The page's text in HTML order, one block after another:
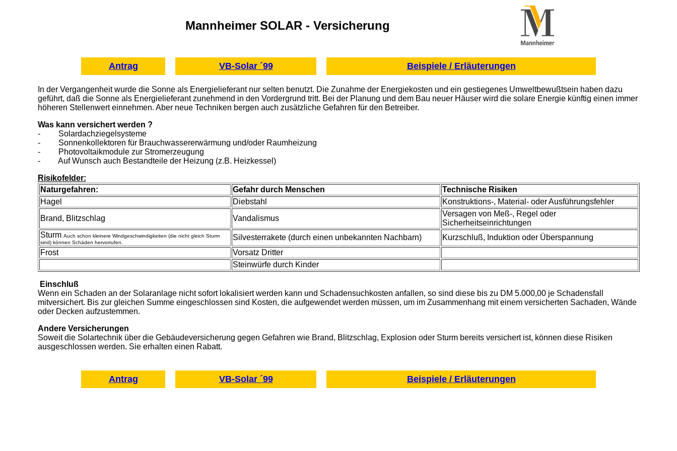
Mannheimer SOLAR - Versicherung
Antrag VB-Solar ´99 Beispiele / Erläuterungen
In der Vergangenheit wurde die Sonne als Energielieferant nur selten benutzt. Die Zunahme der Energiekosten und ein gestiegenes Umweltbewußtsein haben dazu
geführt, daß die Sonne als Energielieferant zunehmend in den Vordergrund tritt. Bei der Planung und dem Bau neuer Häuser wird die solare Energie künftig einen immer
höheren Stellenwert einnehmen. Aber neue Techniken bergen auch zusätzliche Gefahren für den Betreiber.
Was kann versichert werden ?
- Solardachziegelsysteme
- Sonnenkollektoren für Brauchwassererwärmung und/oder Raumheizung
- Photovoltaikmodule zur Stromerzeugung
- Auf Wunsch auch Bestandteile der Heizung (z.B. Heizkessel)
Risikofelder:
Naturgefahren:
Gefahr durch Menschen
Technische Risiken
Hagel
Diebstahl
Konstruktions-, Material- oder Ausführungsfehler
Brand, Blitzschlag
Vandalismus
Versagen von Meß-, Regel oder
Sicherheitseinrichtungen
Sturm Auch schon kleinere Windgeschwindigkeiten (die nicht gleich Sturm
sind) können Schäden hervorrufen.
Silvesterrakete (durch einen unbekannten Nachbarn)
Kurzschluß, Induktion oder Überspannung
Frost
Vorsatz Dritter
Steinwürfe durch Kinder
Einschluß
Wenn ein Schaden an der Solaranlage nicht sofort lokalisiert werden kann und Schadensuchkosten anfallen, so sind diese bis zu DM 5.000,00 je Schadensfall
mitversichert. Bis zur gleichen Summe eingeschlossen sind Kosten, die aufgewendet werden müssen, um im Zusammenhang mit einem versicherten Sachaden, Wände
oder Decken aufzustemmen.
Andere Versicherungen
Soweit die Solartechnik über die Gebäudeversicherung gegen Gefahren wie Brand, Blitzschlag, Explosion oder Sturm bereits versichert ist, können diese Risiken
ausgeschlossen werden. Sie erhalten einen Rabatt.
Antrag VB-Solar ´99 Beispiele / Erläuterungen